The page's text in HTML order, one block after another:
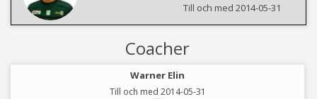
Till och med 2014-05-31
Coacher
Warner Elin
Till och med 2014-05-31